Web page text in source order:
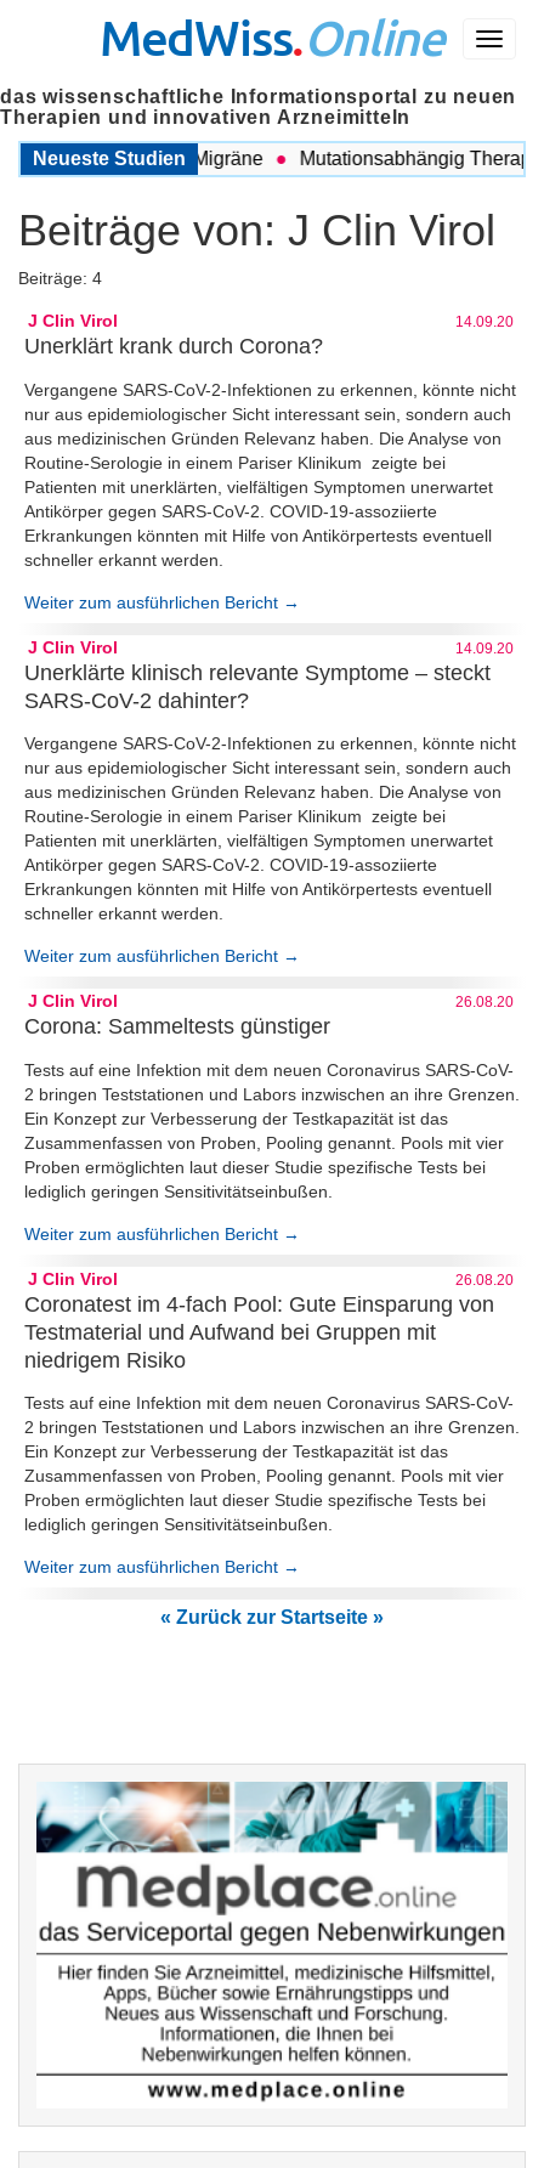
Menü
MedWiss.Online
das wissenschaftliche Informationsportal zu neuen
Therapien und innovativen Arzneimitteln
Neueste Studien
COPD und Migräne Mutationsabhängig Therapie
Beiträge von: J Clin Virol
Beiträge: 4
J Clin Virol 14.09.20
Unerklärt krank durch Corona?
Vergangene SARS-CoV-2-Infektionen zu erkennen, könnte nicht
nur aus epidemiologischer Sicht interessant sein, sondern auch
aus medizinischen Gründen Relevanz haben. Die Analyse von
Routine-Serologie in einem Pariser Klinikum zeigte bei
Patienten mit unerklärten, vielfältigen Symptomen unerwartet
Antikörper gegen SARS-CoV-2. COVID-19-assoziierte
Erkrankungen könnten mit Hilfe von Antikörpertests eventuell
schneller erkannt werden.
Weiter zum ausführlichen Bericht →
J Clin Virol 14.09.20
Unerklärte klinisch relevante Symptome – steckt
SARS-CoV-2 dahinter?
Vergangene SARS-CoV-2-Infektionen zu erkennen, könnte nicht
nur aus epidemiologischer Sicht interessant sein, sondern auch
aus medizinischen Gründen Relevanz haben. Die Analyse von
Routine-Serologie in einem Pariser Klinikum zeigte bei
Patienten mit unerklärten, vielfältigen Symptomen unerwartet
Antikörper gegen SARS-CoV-2. COVID-19-assoziierte
Erkrankungen könnten mit Hilfe von Antikörpertests eventuell
schneller erkannt werden.
Weiter zum ausführlichen Bericht →
J Clin Virol 26.08.20
Corona: Sammeltests günstiger
Tests auf eine Infektion mit dem neuen Coronavirus SARS-CoV-
2 bringen Teststationen und Labors inzwischen an ihre Grenzen.
Ein Konzept zur Verbesserung der Testkapazität ist das
Zusammenfassen von Proben, Pooling genannt. Pools mit vier
Proben ermöglichten laut dieser Studie spezifische Tests bei
lediglich geringen Sensitivitätseinbußen.
Weiter zum ausführlichen Bericht →
J Clin Virol 26.08.20
Coronatest im 4-fach Pool: Gute Einsparung von
Testmaterial und Aufwand bei Gruppen mit
niedrigem Risiko
Tests auf eine Infektion mit dem neuen Coronavirus SARS-CoV-
2 bringen Teststationen und Labors inzwischen an ihre Grenzen.
Ein Konzept zur Verbesserung der Testkapazität ist das
Zusammenfassen von Proben, Pooling genannt. Pools mit vier
Proben ermöglichten laut dieser Studie spezifische Tests bei
lediglich geringen Sensitivitätseinbußen.
Weiter zum ausführlichen Bericht →
« Zurück zur Startseite »